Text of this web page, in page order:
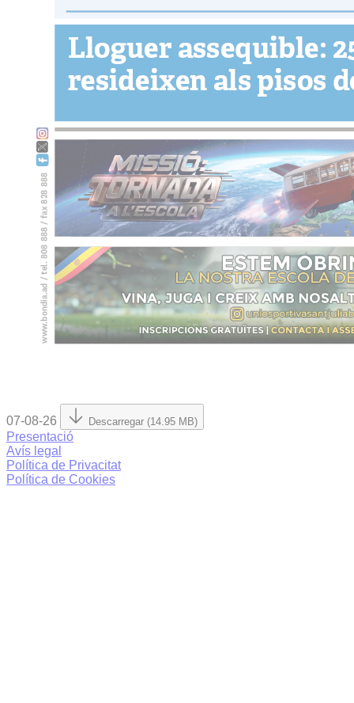
07-08-26 Descarregar (14.95 MB)
Presentació
Avís legal
Política de Privacitat
Política de Cookies